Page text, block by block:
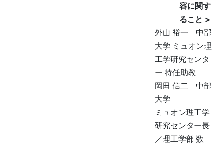
容に関す
ること >
外山 裕一 中部
大学 ミュオン理
工学研究センタ
ー 特任助教
岡田 信二 中部
大学
ミュオン理工学
研究センター長
／理工学部 数